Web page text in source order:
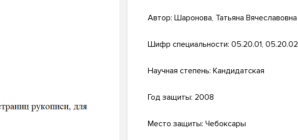
Автор: Шаронова, Татьяна Вячеславовна
Шифр специальности: 05.20.01, 05.20.02
Научная степень: Кандидатская
Год защиты: 2008
Место защиты: Чебоксары